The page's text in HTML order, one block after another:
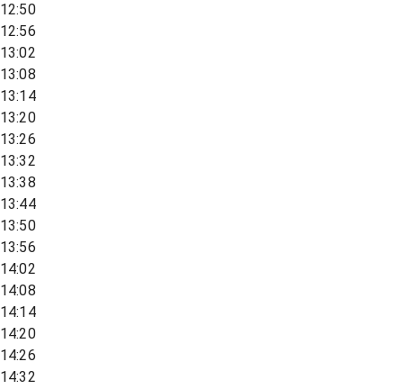
12:50
12:56
13:02
13:08
13:14
13:20
13:26
13:32
13:38
13:44
13:50
13:56
14:02
14:08
14:14
14:20
14:26
14:32